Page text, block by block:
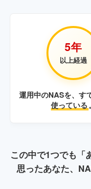
5年
以上経過
運用中のNASを、す
使っている。
この中で1つでも「
思ったあなた、